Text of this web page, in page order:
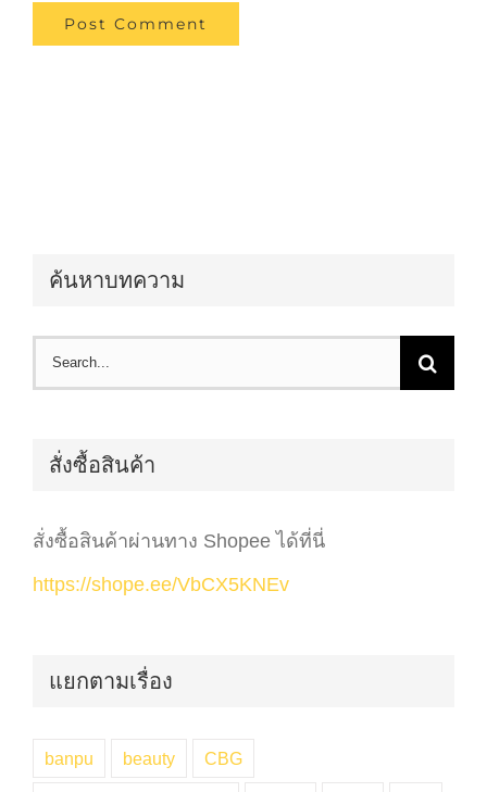
ค้นหาบทความ
Search
สั่งซื้อสินค้า
สั่งซื้อสินค้าผ่านทาง Shopee ได้ที่นี่
https://shope.ee/VbCX5KNEv
แยกตามเรื่อง
banpu beauty CBG